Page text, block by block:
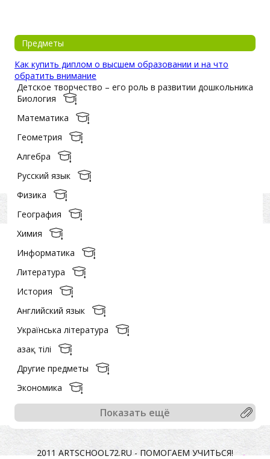
Предметы
Как купить диплом о высшем образовании и на что
обратить внимание
Детское творчество – его роль в развитии дошкольника
Биология
Математика
Геометрия
Алгебра
Русский язык
Физика
География
Химия
Информатика
Литература
История
Английский язык
Українська література
Қазақ тiлi
Другие предметы
Экономика
Показать ещё
2011 ARTSCHOOL72.RU - ПОМОГАЕМ УЧИТЬСЯ!